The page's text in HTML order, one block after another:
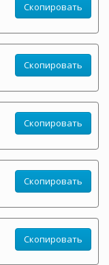
Скопировать
Скопировать
Скопировать
Скопировать
Скопировать